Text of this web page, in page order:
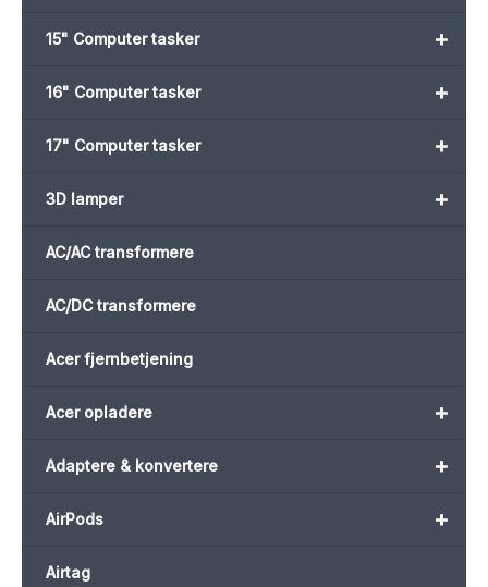
+
15" Computer tasker
+
16" Computer tasker
+
17" Computer tasker
+
3D lamper
AC/AC transformere
AC/DC transformere
Acer fjernbetjening
+
Acer opladere
+
Adaptere & konvertere
+
AirPods
Airtag